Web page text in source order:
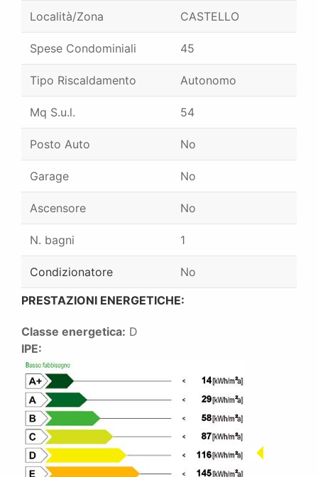
Località/Zona CASTELLO
Spese Condominiali 45
Tipo Riscaldamento Autonomo
Mq S.u.l. 54
Posto Auto No
Garage No
Ascensore No
N. bagni 1
Condizionatore
No
PRESTAZIONI ENERGETICHE:
Classe energetica: D
IPE: